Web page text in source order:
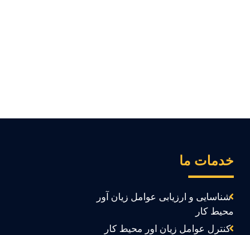
خدمات ما
شناسایی و ارزیابی عوامل زیان آور
محیط کار
کنترل عوامل زیان اور محیط کار